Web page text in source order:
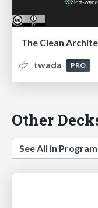
twada
PRO
Other
See All in